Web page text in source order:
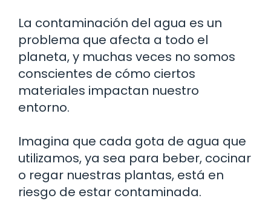
La contaminación del agua es un
problema que afecta a todo el
planeta, y muchas veces no somos
conscientes de cómo ciertos
materiales impactan nuestro
entorno.
Imagina que cada gota de agua que
utilizamos, ya sea para beber, cocinar
o regar nuestras plantas, está en
riesgo de estar contaminada.